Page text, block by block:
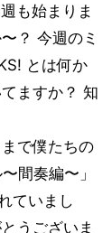
も始まりま
？ 今週のミ
とは何か
ますか？ 知
で僕たちの
間奏編〜」
ていまし
うございま